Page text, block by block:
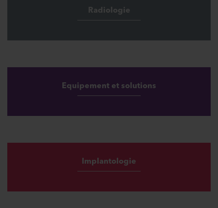
Radiologie
Equipement et solutions
Implantologie